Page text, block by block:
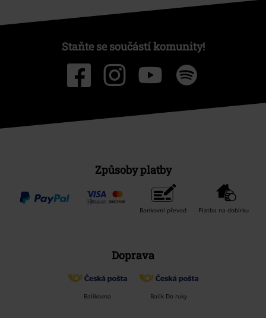
Staňte se součástí komunity!
Způsoby platby
Bankovní převod Platba na dobírku
Doprava
Balíkovna Balík Do ruky